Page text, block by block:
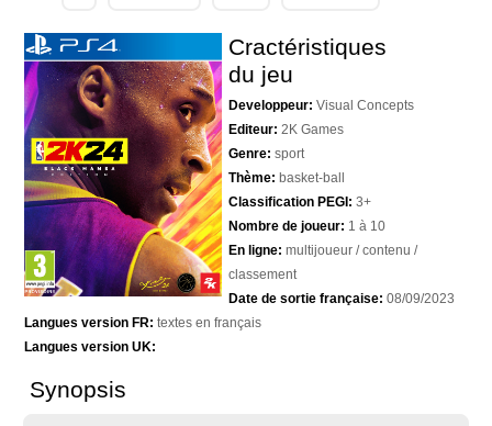
Cractéristiques
du jeu
Developpeur: Visual Concepts
Editeur: 2K Games
Genre: sport
Thème: basket-ball
Classification PEGI: 3+
Nombre de joueur: 1 à 10
En ligne: multijoueur / contenu /
classement
Date de sortie française: 08/09/2023
Langues version FR: textes en français
Langues version UK:
Synopsis